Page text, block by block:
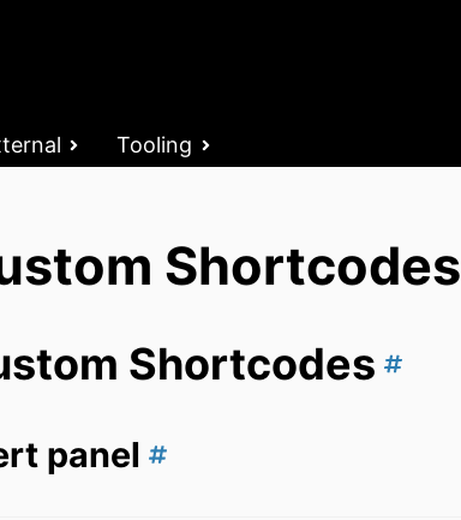
Tooling
Shortcodes
Shortcodes
panel